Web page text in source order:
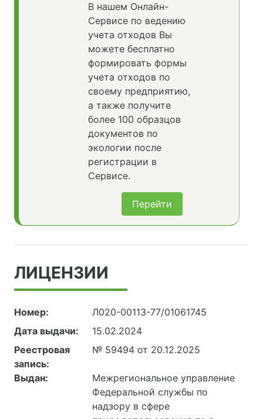
В нашем Онлайн-
Сервисе по ведению
учета отходов Вы
можете бесплатно
формировать формы
учета отходов по
своему предприятию,
а также получите
более 100 образцов
документов по
экологии после
регистрации в
Сервисе.
Перейти
ЛИЦЕНЗИИ
Номер:
Л020-00113-77/01061745
Дата выдачи:
15.02.2024
Реестровая
запись:
№ 59494 от 20.12.2025
Выдан:
Межрегиональное управление
Федеральной службы по
надзору в сфере